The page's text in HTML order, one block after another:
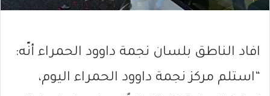
افاد الناطق بلسان نجمة داوود الحمراء أنّه:
“استلم مركز نجمة داوود الحمراء اليوم،